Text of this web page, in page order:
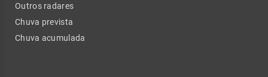
Outros radares
Chuva prevista
Chuva acumulada